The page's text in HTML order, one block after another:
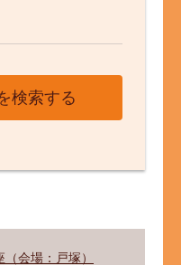
会場：戸塚）